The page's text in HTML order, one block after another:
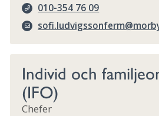
010-354 76 09
Individ och
(IFO)
Chefer